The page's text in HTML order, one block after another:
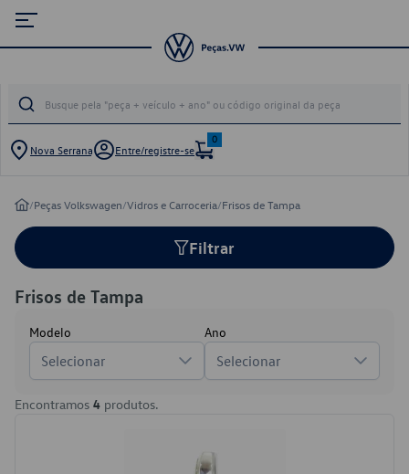
Nova Serrana Entre/registre-se
0
/Peças Volkswagen/Vidros e Carroceria/Frisos de Tampa
Filtrar
Frisos de Tampa
Modelo
Selecionar
Ano
Selecionar
Encontramos 4 produtos.